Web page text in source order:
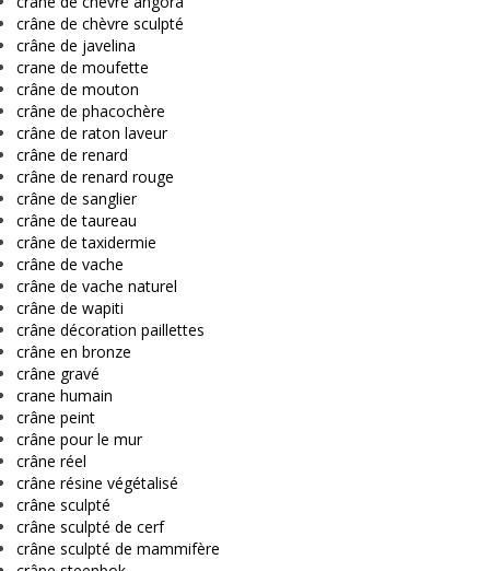
crâne de chèvre sculpté
crâne de javelina
crane de moufette
crâne de mouton
crâne de phacochère
crâne de raton laveur
crâne de renard
crâne de renard rouge
crâne de sanglier
crâne de taureau
crâne de taxidermie
crâne de vache
crâne de vache naturel
crâne de wapiti
crâne décoration paillettes
crâne en bronze
crâne gravé
crane humain
crâne peint
crâne pour le mur
crâne réel
crâne résine végétalisé
crâne sculpté
crâne sculpté de cerf
crâne sculpté de mammifère